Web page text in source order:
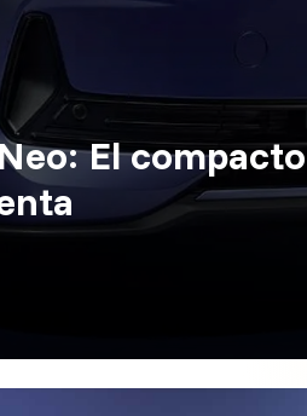
El compacto